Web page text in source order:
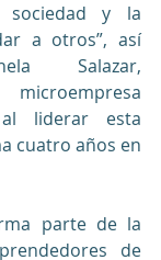
y la
a otros”, así
Salazar,
liderar esta
cuatro años en
parte de la